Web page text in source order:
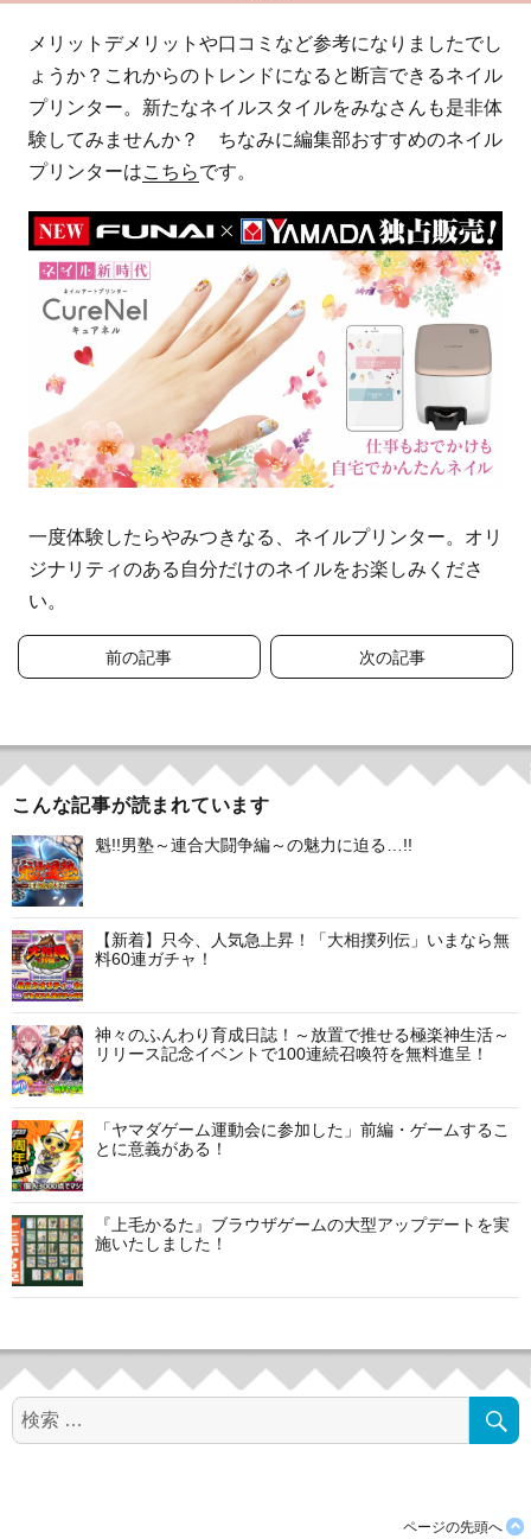
メリットデメリットや口コミなど参考になりましたでし
ょうか？これからのトレンドになると断言できるネイル
プリンター。新たなネイルスタイルをみなさんも是非体
験してみませんか？ ちなみに編集部おすすめのネイル
プリンターはこちらです。
一度体験したらやみつきなる、ネイルプリンター。オリ
ジナリティのある自分だけのネイルをお楽しみくださ
い。
ナ
ビ
ゲ
ー
シ
ョ
ン
前の記事 次の記事
こんな記事が読まれています
魁!!男塾～連合大闘争編～の魅力に迫る…!!
【新着】只今、人気急上昇！「大相撲列伝」いまなら無
料60連ガチャ！
神々のふんわり育成日誌！～放置で推せる極楽神生活～
リリース記念イベントで100連続召喚符を無料進呈！
「ヤマダゲーム運動会に参加した」前編・ゲームするこ
とに意義がある！
『上毛かるた』ブラウザゲームの大型アップデートを実
施いたしました！
検
索
ページの先頭へ